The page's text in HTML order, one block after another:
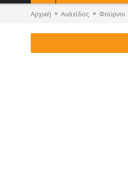
Αρχική Ανά είδος Φούρνοι